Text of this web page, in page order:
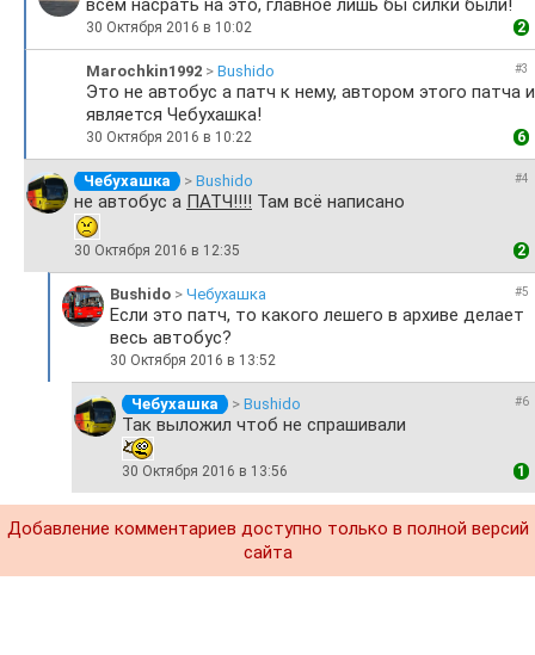
30 Октября 2016 в 10:02 2
Marochkin1992 > Bushido #3
Это не автобус а патч к нему, автором этого патча и
является Чебухашка!
30 Октября 2016 в 10:22 6
Чебухашка > Bushido #4
не автобус а ПАТЧ!!!! Там всё написано
30 Октября 2016 в 12:35 2
Bushido > Чебухашка #5
Если это патч, то какого лешего в архиве делает
весь автобус?
30 Октября 2016 в 13:52
Чебухашка > Bushido #6
Так выложил чтоб не спрашивали
30 Октября 2016 в 13:56 1
Добавление комментариев доступно только в полной версий
сайта